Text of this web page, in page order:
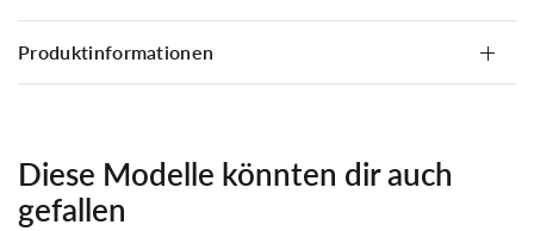
Produktinformationen
Diese Modelle könnten dir auch
gefallen